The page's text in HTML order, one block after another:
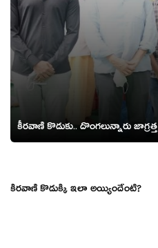
కీరవాణి కొడుకు.. దొంగలున్నారు జాగ్రత్త
కీరవాణి కొడుక్కి ఇలా అయ్యిందేంటి?